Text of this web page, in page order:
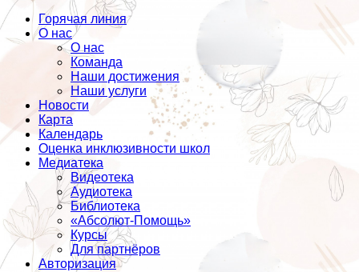
Горячая линия
О нас
О нас
Команда
Наши достижения
Наши услуги
Новости
Карта
Календарь
Оценка инклюзивности школ
Медиатека
Видеотека
Аудиотека
Библиотека
«Абсолют-Помощь»
Курсы
Для партнёров
Авторизация